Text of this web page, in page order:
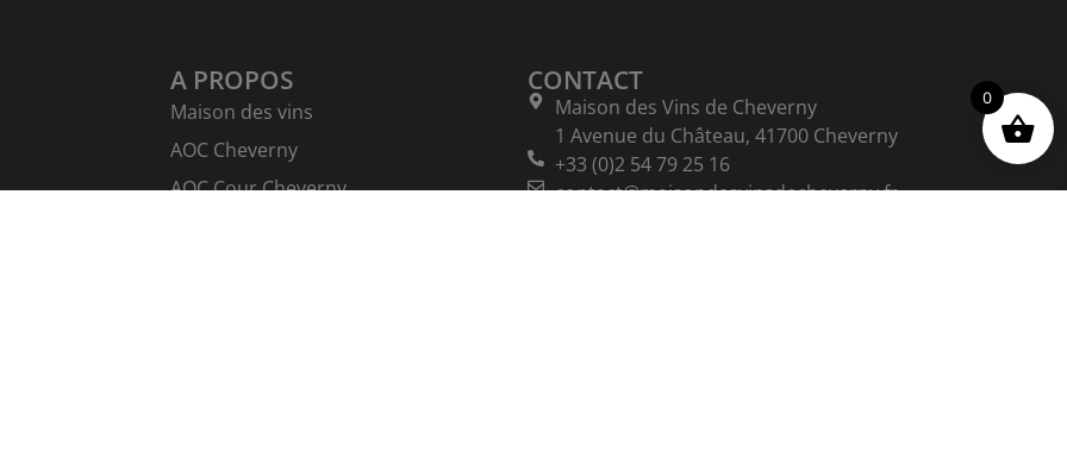
0
A PROPOS
Maison des vins
AOC Cheverny
AOC Cour Cheverny
CONTACT
Maison des Vins de Cheverny
1 Avenue du Château, 41700 Cheverny
+33 (0)2 54 79 25 16
contact@maisondesvinsdecheverny.fr